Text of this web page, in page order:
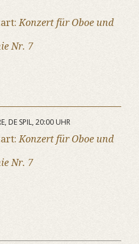
Konzert für Oboe und
Nr. 7
DE SPIL, 20:00 UHR
Konzert für Oboe und
Nr. 7